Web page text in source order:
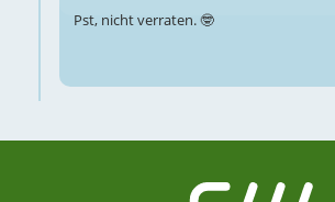
Pst, nicht verraten. 🤓